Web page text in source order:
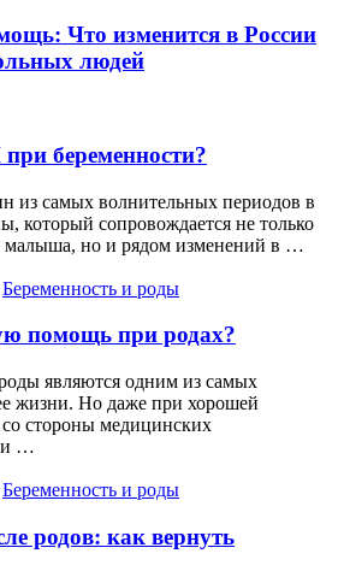
Что изменится в России
людей
беременности?
из самых волнительных периодов в
который сопровождается не только
малыша, но и рядом изменений в …
Беременность и роды
помощь при родах?
являются одним из самых
жизни. Но даже при хорошей
стороны медицинских
…
Беременность и роды
родов: как вернуть